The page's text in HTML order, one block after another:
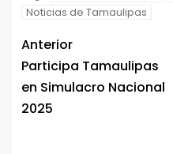
Noticias de Tamaulipas
Anterior
Participa Tamaulipas
en Simulacro Nacional
2025